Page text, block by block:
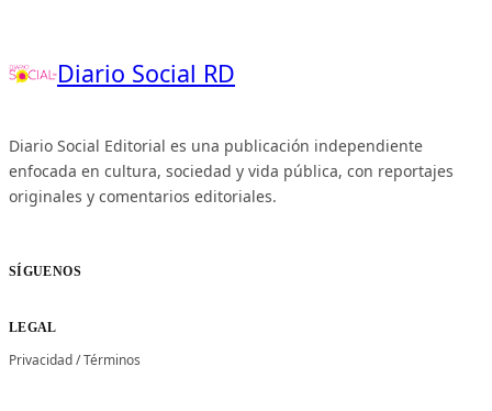
Diario Social RD
Diario Social Editorial es una publicación independiente
enfocada en cultura, sociedad y vida pública, con reportajes
originales y comentarios editoriales.
SÍGUENOS
LEGAL
Privacidad/Términos